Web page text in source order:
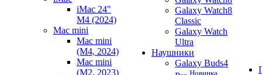
iMac 24"
M4 (2024)
Mac mini
Mac mini
(M4, 2024)
Mac mini
(M2, 2023)
Galaxy Watch8
Classic
Galaxy Watch
Ultra
Наушники
Galaxy Buds4
Новинка